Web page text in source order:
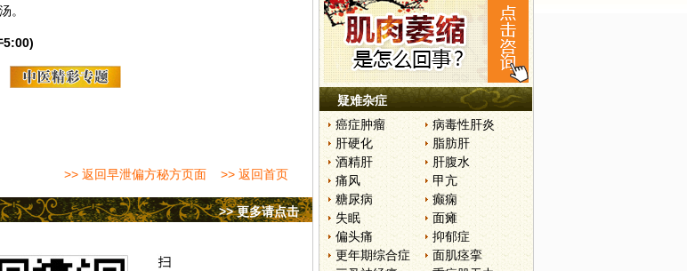
。
5:00)
>> 返回早泄偏方秘方页面 >> 返回首页
>> 更多请点击
疑难杂症
癌症肿瘤
病毒性肝炎
肝硬化
脂肪肝
酒精肝
肝腹水
痛风
甲亢
糖尿病
癫痫
失眠
面瘫
偏头痛
抑郁症
更年期综合症
面肌痉挛